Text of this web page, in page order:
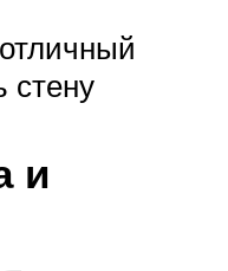
стену
и